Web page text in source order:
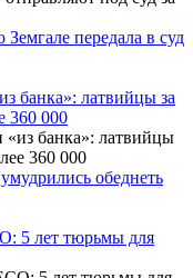
передала в суд
банка»: латвийцы за
360 000
обеднеть
5 лет тюрьмы для